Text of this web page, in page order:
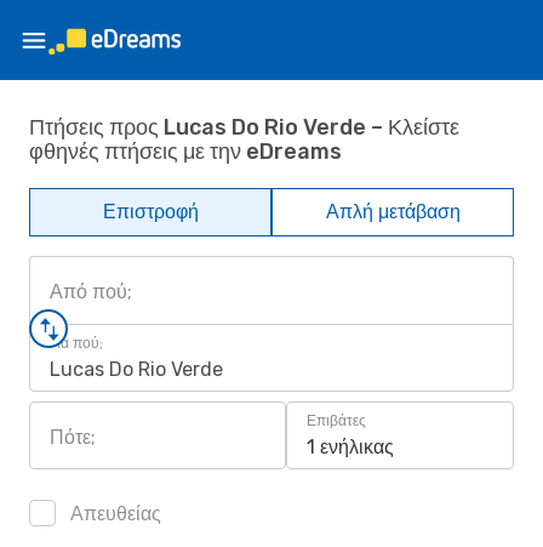
Πτήσεις προς Lucas Do Rio Verde – Κλείστε
φθηνές πτήσεις με την eDreams
Επιστροφή Απλή μετάβαση
Από πού;
Για πού;
Lucas Do Rio Verde
Πότε;
Επιβάτες
1 ενήλικας
Απευθείας